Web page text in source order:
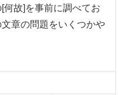
故]を事前に調べてお
章の問題をいくつかや